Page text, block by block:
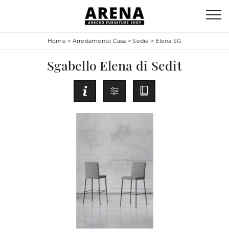
Home > Arredamento Casa >Sedie > Elena SG
Sgabello Elena di Sedit